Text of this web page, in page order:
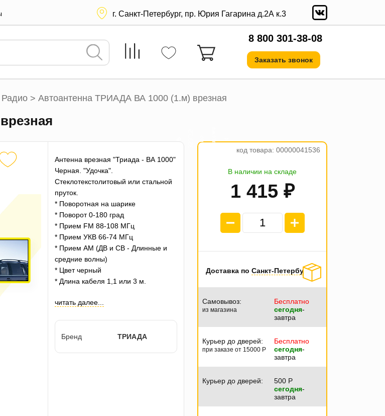
г. Санкт-Петербург, пр. Юрия Гагарина д.2А к.3
8 800 301-38-08
Заказать звонок
Радио > Автоантенна ТРИАДА ВА 1000 (1.м) врезная
Антенна врезная "Триада - ВА 1000"
Черная. "Удочка".
Стеклотекстолитовый или стальной
пруток.
* Поворотная на шарике
* Поворот 0-180 град
* Прием FM 88-108 МГц
* Прием УКВ 66-74 МГц
* Прием АМ (ДВ и СВ - Длинные и
средние волны)
* Цвет черный
* Длина кабеля 1,1 или 3 м.
читать далее...
Бренд ТРИАДА
код товара: 00000041536
В наличии на складе
1 415 ₽
а
Доставка по Санкт-Петербургу
Самовывоз:
из магазина
Бесплатно
сегодня-
завтра
Курьер до дверей:
при заказе от 15000 P
Бесплатно
сегодня-
завтра
Курьер до дверей: 500 P
сегодня-
завтра